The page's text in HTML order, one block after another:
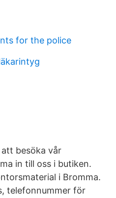
for the police
besöka vår
in till oss i butiken.
i Bromma.
telefonnummer för